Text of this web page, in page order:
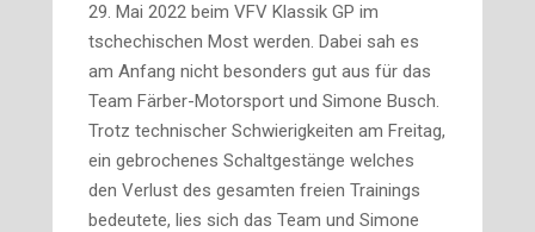
29. Mai 2022 beim VFV Klassik GP im
tschechischen Most werden. Dabei sah es
am Anfang nicht besonders gut aus für das
Team Färber-Motorsport und Simone Busch.
Trotz technischer Schwierigkeiten am Freitag,
ein gebrochenes Schaltgestänge welches
den Verlust des gesamten freien Trainings
bedeutete, lies sich das Team und Simone